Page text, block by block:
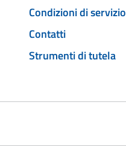
Condizioni di servizio
Contatti
Strumenti di tutela